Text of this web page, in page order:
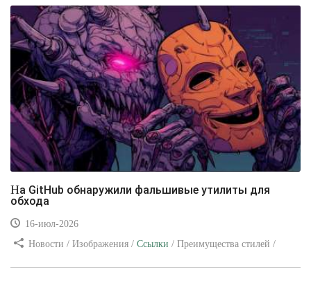
На GitHub обнаружили фальшивые утилиты для
обхода
16-июл-2026
Новости / Изображения / Ссылки / Преимущества стилей /